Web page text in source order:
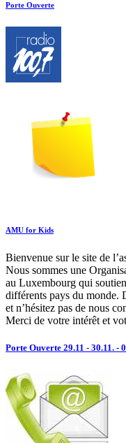
Porte Ouverte
AMU for Kids
Bienvenue sur le site de
Nous sommes une
au Luxembourg qui
différents pays du monde.
et n’hésitez pas de nous
Merci de votre intérêt et
Porte Ouverte 29.11 - 30.11. -